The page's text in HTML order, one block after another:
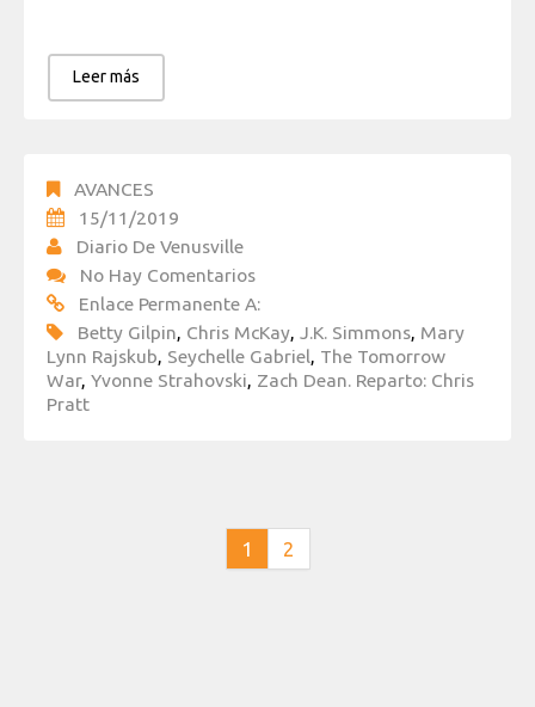
Leer más
AVANCES
15/11/2019
Diario De Venusville
No Hay Comentarios
Enlace Permanente A:
Betty Gilpin, Chris McKay, J.K. Simmons, Mary
Lynn Rajskub, Seychelle Gabriel, The Tomorrow
War, Yvonne Strahovski, Zach Dean. Reparto: Chris
Pratt
1 2